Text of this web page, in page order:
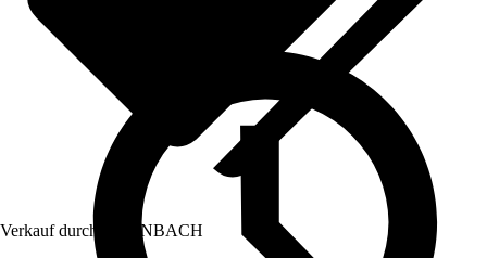
Verkauf durch: HORNBACH